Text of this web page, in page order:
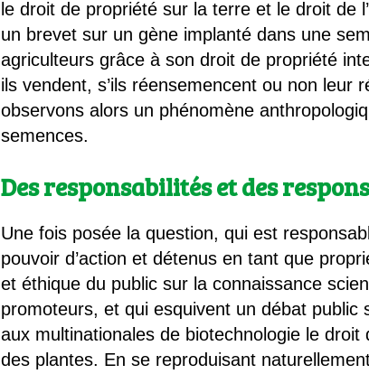
le droit de propriété sur la terre et le droit de
un brevet sur un gène implanté dans une
agriculteurs grâce à son droit de propriété
ils vendent, s’ils réensemencent ou non
observons alors un phénomène
semences.
Des responsabilités et des
Une fois posée la question, qui est
pouvoir d’action et détenus en tant que
et éthique du public sur la connaissance
promoteurs, et qui esquivent un débat public
aux multinationales de biotechnologie le
des plantes. En se reproduisant